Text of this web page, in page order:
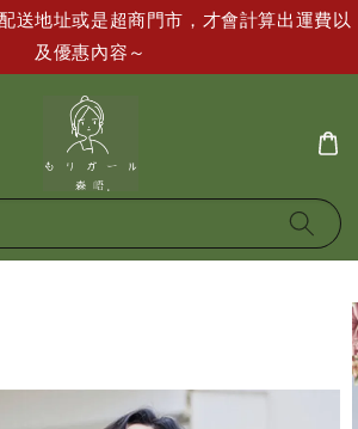
送地址或是超商門市，才會計算出運費以
及優惠內容～